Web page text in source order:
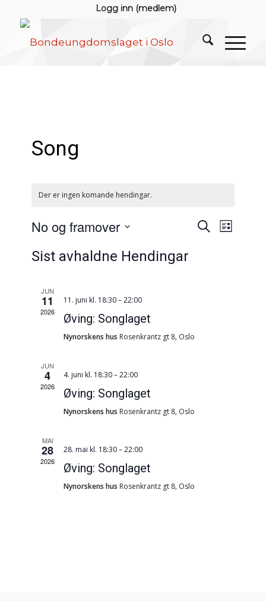
Logg inn (medlem)
Song
Der er ingen komande hendingar.
Hendingar
Søk
Liste
No og framover
dato.
Sist avhaldne Hendingar
JUN
11
2026
11. juni kl. 18:30–22:00
Øving: Songlaget
Nynorskens hus Rosenkrantz gt 8, Oslo
JUN
4
2026
4. juni kl. 18:30–22:00
Øving: Songlaget
Nynorskens hus Rosenkrantz gt 8, Oslo
MAI
28
2026
28. mai kl. 18:30–22:00
Øving: Songlaget
Nynorskens hus Rosenkrantz gt 8, Oslo